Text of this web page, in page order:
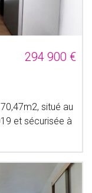
294 900 €
situé au
et sécurisée à